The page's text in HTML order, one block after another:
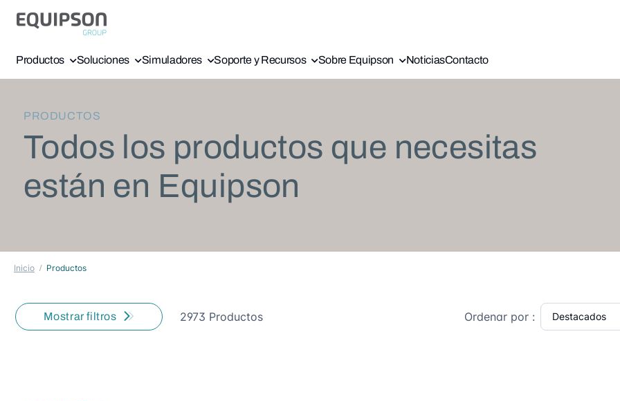
Productos Soluciones Simuladores Soporte y Recursos Sobre Equipson NoticiasContacto
PRODUCTOS
Todos los productos que necesitas
están en Equipson
Inicio Productos
Mostrar filtros 2973 Productos Ordenar por :